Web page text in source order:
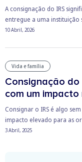
A consignação do IRS
entregue a uma instituição
10 Abril, 2026
Vida e família
Consignação do
com um impacto
Consignar o IRS é algo
impacto elevado para as
3 Abril, 2025